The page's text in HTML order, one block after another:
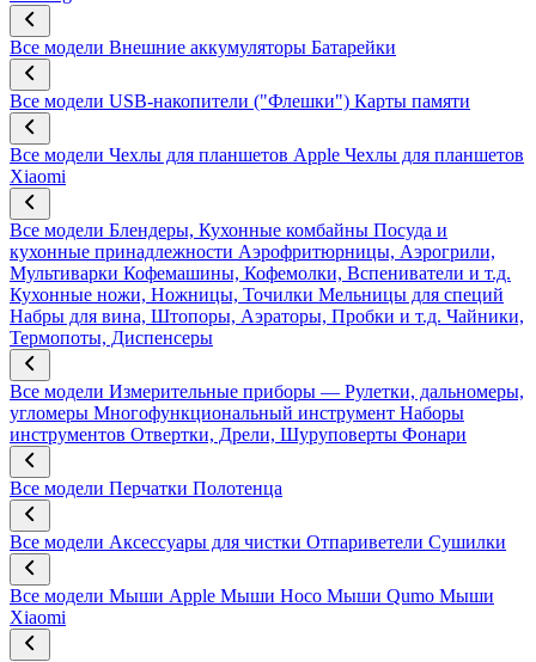
Все модели Внешние аккумуляторы Батарейки
Все модели USB-накопители ("Флешки") Карты памяти
Все модели Чехлы для планшетов Apple Чехлы для планшетов
Xiaomi
Все модели Блендеры, Кухонные комбайны Посуда и
кухонные принадлежности Аэрофритюрницы, Аэрогрили,
Мультиварки Кофемашины, Кофемолки, Вспениватели и т.д.
Кухонные ножи, Ножницы, Точилки Мельницы для специй
Набры для вина, Штопоры, Аэраторы, Пробки и т.д. Чайники,
Термопоты, Диспенсеры
Все модели Измерительные приборы — Рулетки, дальномеры,
угломеры Многофункциональный инструмент Наборы
инструментов Отвертки, Дрели, Шуруповерты Фонари
Все модели Перчатки Полотенца
Все модели Аксессуары для чистки Отпариветели Сушилки
Все модели Мыши Apple Мыши Hoco Мыши Qumo Мыши
Xiaomi